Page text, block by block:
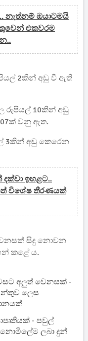
නැත්නම් ඔයාටමයි
එකවරම
2කින් අඩු වී ඇති
රුපියල් 10කින් අඩු
වනු ඇත.
3කින් අඩු කෙරෙන
දක්වා ඉහළට..
විශේෂ තීරණයක්
සිදු නොවන
කළේ ය.
අලුත් වෙනසක් -
ලෙස
- පවුල්
ලබා දුන්